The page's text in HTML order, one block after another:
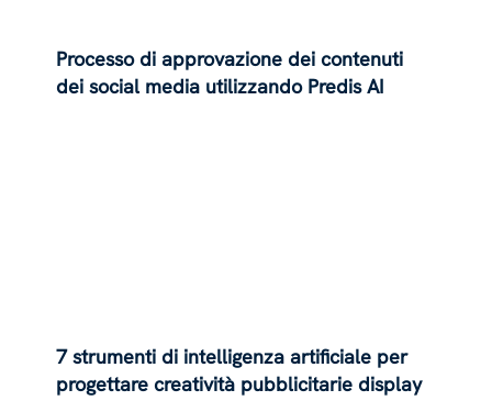
Processo di approvazione dei contenuti
dei social media utilizzando Predis AI
7 strumenti di intelligenza artificiale per
progettare creatività pubblicitarie display